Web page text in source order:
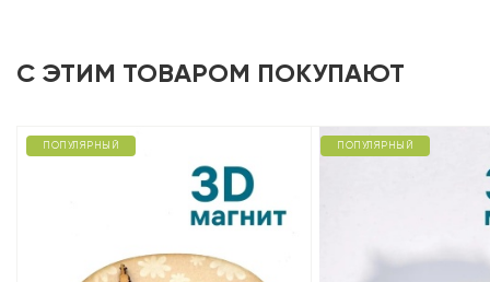
С ЭТИМ ТОВАРОМ ПОКУПАЮТ
ПОПУЛЯРНЫЙ ПОПУЛЯРНЫЙ